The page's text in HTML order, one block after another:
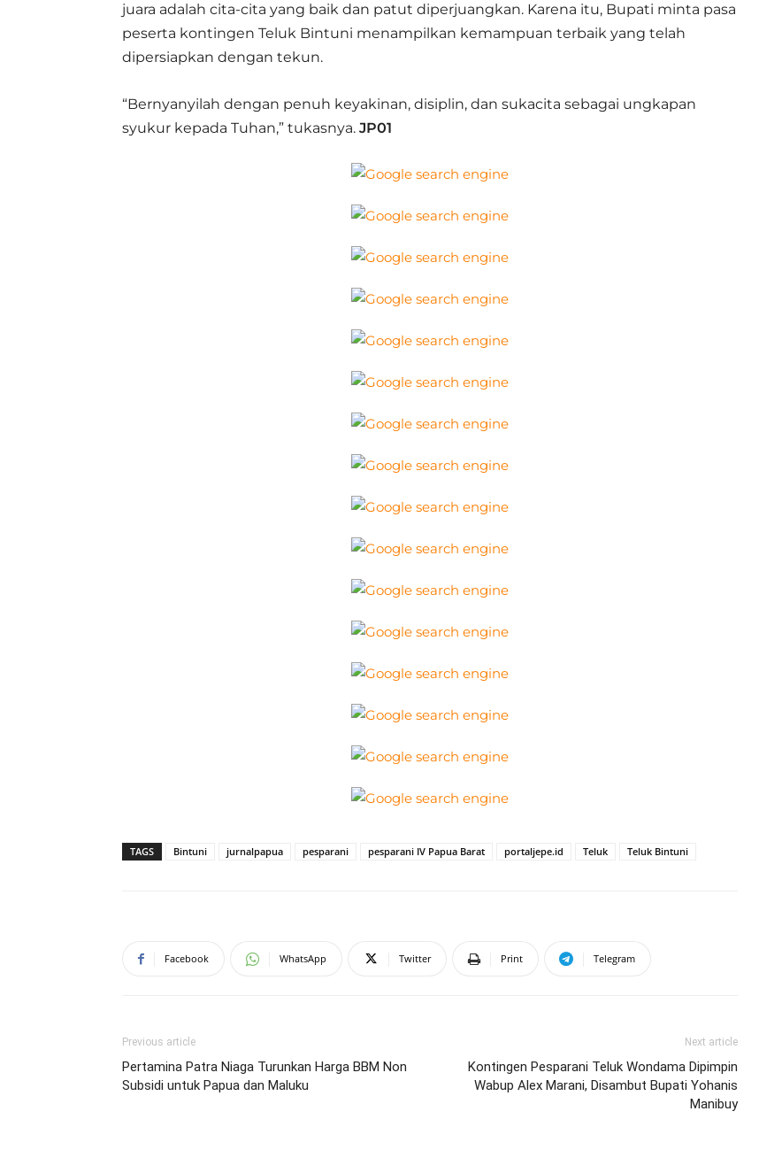
juara adalah cita-cita yang baik dan patut diperjuangkan. Karena itu, Bupati minta pasa
peserta kontingen Teluk Bintuni menampilkan kemampuan terbaik yang telah
dipersiapkan dengan tekun.
“Bernyanyilah dengan penuh keyakinan, disiplin, dan sukacita sebagai ungkapan
syukur kepada Tuhan,” tukasnya. JP01
TAGS Bintuni jurnalpapua pesparani pesparani IV Papua Barat portaljepe.id Teluk Teluk Bintuni
Facebook WhatsApp Twitter Print Telegram
Previous article
Pertamina Patra Niaga Turunkan Harga BBM Non
Subsidi untuk Papua dan Maluku
Next article
Kontingen Pesparani Teluk Wondama Dipimpin
Wabup Alex Marani, Disambut Bupati Yohanis
Manibuy